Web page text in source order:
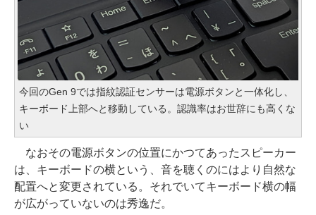
今回のGen 9では指紋認証センサーは電源ボタンと一体化し、
キーボード上部へと移動している。認識率はお世辞にも高くな
い
なおその電源ボタンの位置にかつてあったスピーカー
は、キーボードの横という、音を聴くのにはより自然な
配置へと変更されている。それでいてキーボード横の幅
が広がっていないのは秀逸だ。